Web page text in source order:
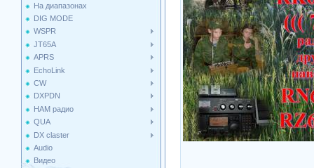
На диапазонах
DIG MODE
WSPR
JT65A
APRS
EchoLink
CW
DXPDN
HAM радио
QUA
DX claster
Audio
Видео